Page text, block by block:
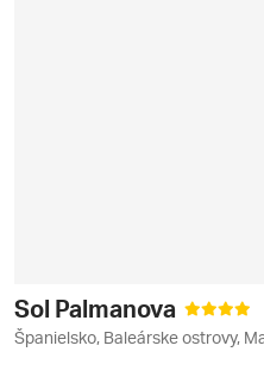
Sol Palmanova
Španielsko, Baleárske ostrovy,